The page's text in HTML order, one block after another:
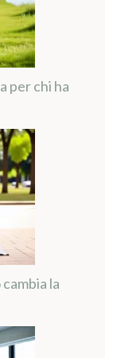
per chi ha
la